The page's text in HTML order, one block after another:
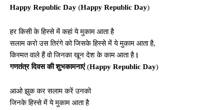
Happy Republic Day (Happy Republic Day)
हर किसी के हिस्से में कहां ये मुकाम आता है
सलाम करो उस तिरंगे को जिसके हिस्से में ये मुकाम आता है,
किस्मत वाले हैं वो जिनका खून देश के काम आता है।
गणतंत्र दिवस की शुभकामनाएं(Happy Republic Day)
आओ झुक कर सलाम करें उनको
जिनके हिस्से में ये मुकाम आता है